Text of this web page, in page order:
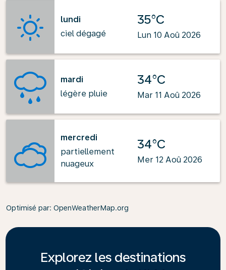
lundi
ciel dégagé
35°C
Lun 10 Aoû 2026
mardi
légère pluie
34°C
Mar 11 Aoû 2026
mercredi
partiellement
nuageux
34°C
Mer 12 Aoû 2026
Optimisé par: OpenWeatherMap.org
Explorez les destinations